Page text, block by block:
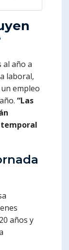
al año a
laboral,
empleo
“Las
años y